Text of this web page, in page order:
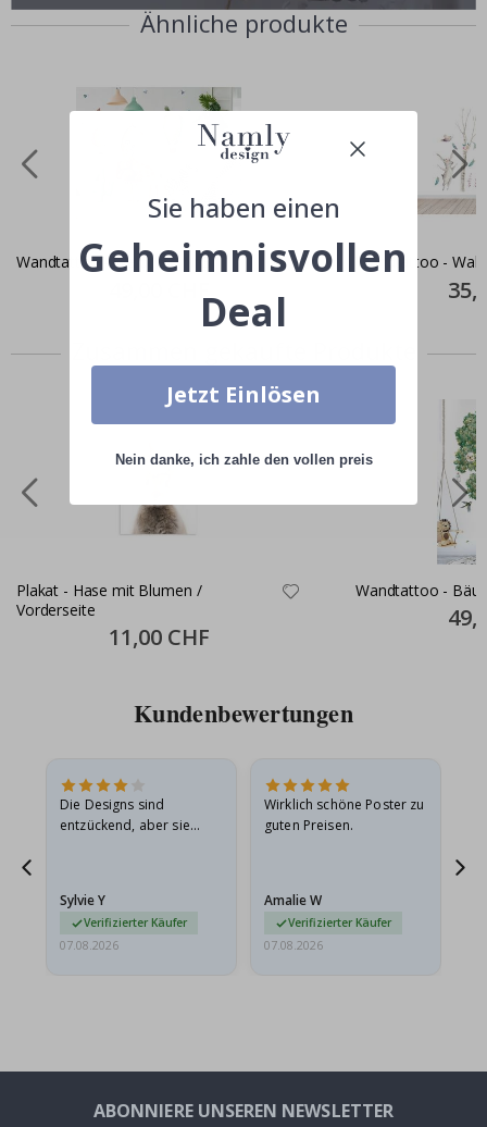
Ähnliche produkte
Wandtattoo - Waldtiere Nr.3 Wandtattoo -
Price
Plakat - Hase mit Blumen /
Vorderseite
Special
Price
11,00 CHF
Wandtattoo -
Price
Kundenbewertungen
Die Designs sind
entzückend, aber sie
sie…
Sylvie Y
Verifizierter Käufer
07.08.2026
Wirklich schöne Poster zu
guten Preisen.
Amalie W
Verifizierter Käufer
07.08.2026
ABONNIERE UNSEREN NEWSLETTER
Sie haben einen
Geheimnisvollen
Deal
Jetzt Einlösen
Nein danke, ich zahle den vollen preis